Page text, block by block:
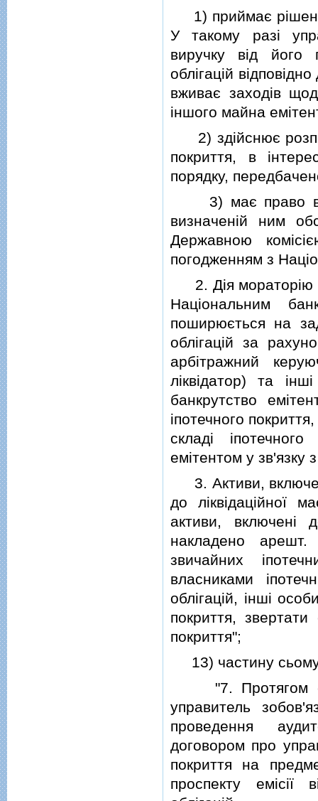
1) приймає
У такому разi
виручку вiд його
облiгацiй вiдповiдно
вживає заходiв
iншого майна
2) здiйснює
покриття, в
порядку,
3) має право
визначенiй ним
Державною
погодженням з
2. Дiя мораторiю
Нацiональним
поширюється на
облiгацiй за
арбiтражний
лiквiдатор) та
банкрутство
iпотечного
складi
емiтентом у зв'язку
3. Активи,
до лiквiдацiйної
активи, включенi
накладено
звичайних
власниками
облiгацiй, iншi
покриття,
покриття";
13) частину сьому
"7. Протягом
управитель
проведення
договором про
покриття на
проспекту емiсiї